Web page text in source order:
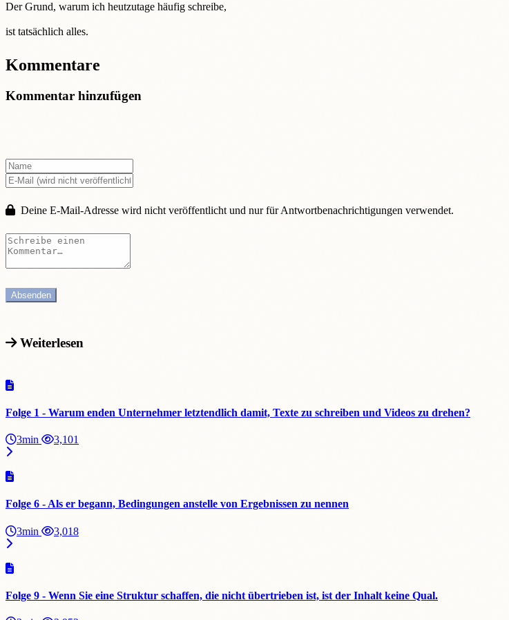
Der Grund, warum ich heutzutage häufig schreibe,
ist tatsächlich alles.
Kommentare
Kommentar hinzufügen
Deine E-Mail-Adresse wird nicht veröffentlicht und nur für Antwortbenachrichtigungen verwendet.
Weiterlesen
Folge 1 - Warum enden Unternehmer letztendlich damit, Texte zu schreiben und Videos zu drehen?
3min 3,101
Folge 6 - Als er begann, Bedingungen anstelle von Ergebnissen zu nennen
3min 3,018
Folge 9 - Wenn Sie eine Struktur schaffen, die nicht übertrieben ist, ist der Inhalt keine Qual.